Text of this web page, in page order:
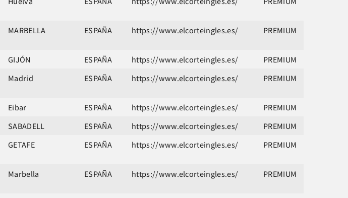
MARBELLA ESPAÑA https://www.elcorteingles.es/ PREMIUM
GIJÓN ESPAÑA https://www.elcorteingles.es/
PREMIUM
Madrid ESPAÑA https://www.elcorteingles.es/ PREMIUM
Eibar ESPAÑA https://www.elcorteingles.es/
PREMIUM
SABADELL ESPAÑA https://www.elcorteingles.es/
PREMIUM
GETAFE ESPAÑA https://www.elcorteingles.es/ PREMIUM
Marbella ESPAÑA https://www.elcorteingles.es/ PREMIUM